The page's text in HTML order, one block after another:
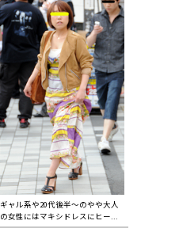
ギャル系や20代後半〜のやや大人
の女性にはマキシドレスにヒー...